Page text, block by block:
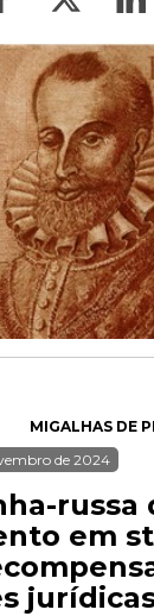
MIGALHAS DE
de 2024
russa
em